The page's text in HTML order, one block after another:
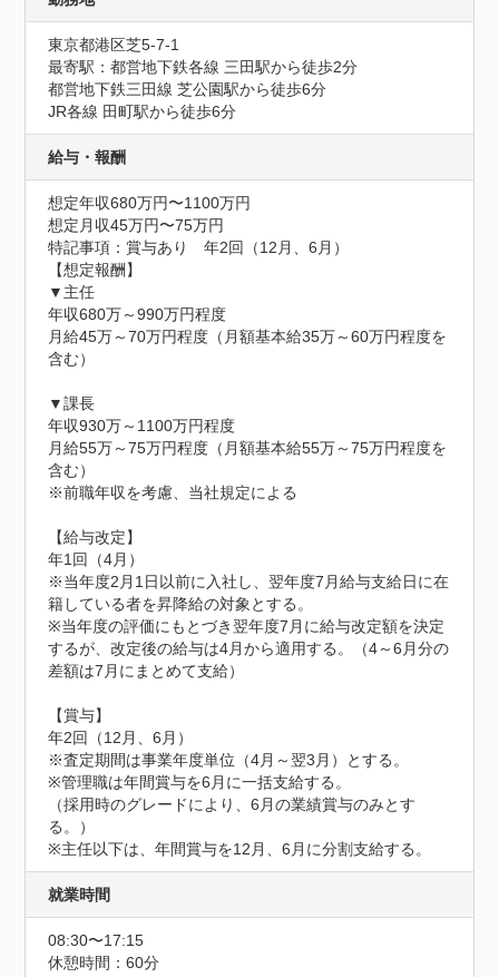
東京都港区芝5-7-1
最寄駅：都営地下鉄各線 三田駅から徒歩2分
都営地下鉄三田線 芝公園駅から徒歩6分
JR各線 田町駅から徒歩6分
給与・報酬
想定年収680万円〜1100万円
想定月収45万円〜75万円
特記事項：賞与あり　年2回（12月、6月）
【想定報酬】
▼主任
年収680万～990万円程度
月給45万～70万円程度（月額基本給35万～60万円程度を
含む）
▼課長
年収930万～1100万円程度
月給55万～75万円程度（月額基本給55万～75万円程度を
含む）
※前職年収を考慮、当社規定による
【給与改定】
年1回（4月）
※当年度2月1日以前に入社し、翌年度7月給与支給日に在
籍している者を昇降給の対象とする。
※当年度の評価にもとづき翌年度7月に給与改定額を決定
するが、改定後の給与は4月から適用する。（4～6月分の
差額は7月にまとめて支給）
【賞与】
年2回（12月、6月）
※査定期間は事業年度単位（4月～翌3月）とする。
※管理職は年間賞与を6月に一括支給する。
（採用時のグレードにより、6月の業績賞与のみとす
る。）
※主任以下は、年間賞与を12月、6月に分割支給する。
就業時間
08:30〜17:15
休憩時間：60分